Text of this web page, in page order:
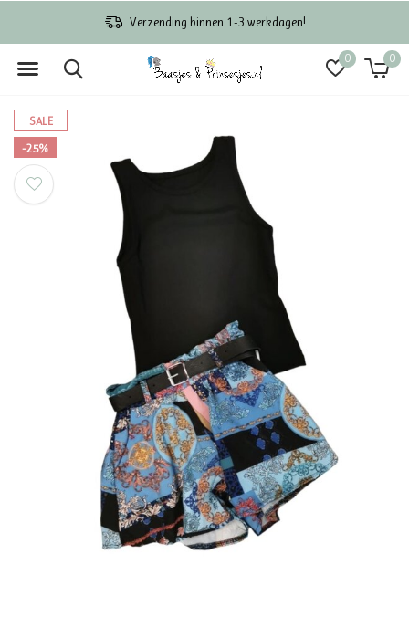
0 0
Verzending binnen 1-3 werkdagen!
SALE
-25%